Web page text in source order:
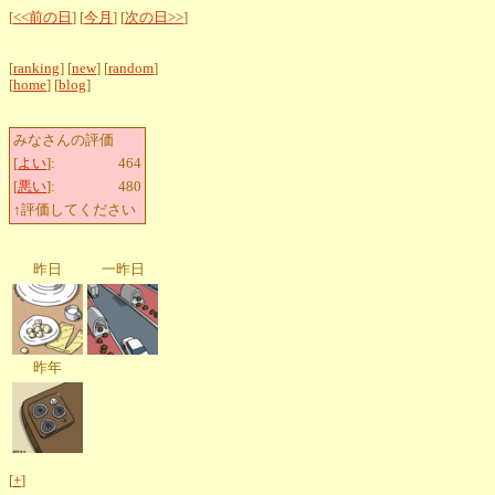
[<<前の日 ] [今月 ] [次の日>>]
[ranking] [new] [random]
[home] [blog]
みなさんの評価
[よい]:
464
[悪い]:
480
↑評価してください
昨日 一昨日
昨年
[+]